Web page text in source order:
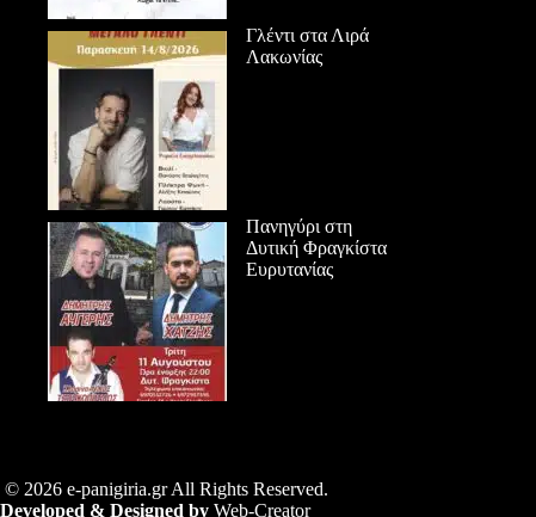
Γλέντι στα Λιρά
Λακωνίας
Πανηγύρι στη
Δυτική Φραγκίστα
Ευρυτανίας
© 2026 e-panigiria.gr All Rights Reserved.
Developed & Designed by Web-Creator